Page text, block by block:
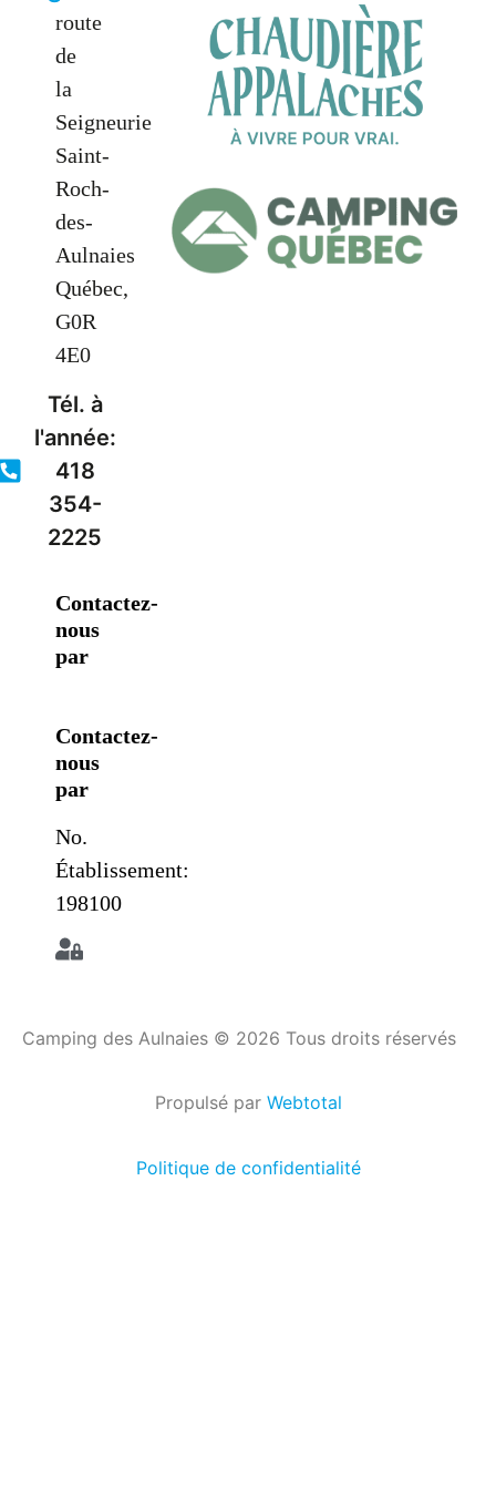
route
de
la
Seigneurie
Saint-
Roch-
des-
Aulnaies
Québec,
G0R
4E0
Tél. à
l'année:
418
354-
2225
Contactez-
nous
par
Contactez-
nous
par
No.
Établissement:
198100
Camping des Aulnaies © 2026 Tous droits réservés
Propulsé par Webtotal
Politique de confidentialité